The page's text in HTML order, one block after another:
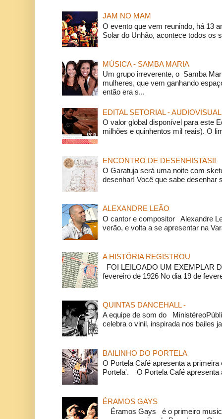
JAM NO MAM
O evento que vem reunindo, há 13
Solar do Unhão, acontece todos os
MÚSICA - SAMBA MARIA
Um grupo irreverente, o Samba
mulheres, que vem ganhando
então era s...
EDITAL SETORIAL - AUDIOVISUAL
O valor global disponível para este
milhões e quinhentos mil reais). O
ENCONTRO DE DESENHISTAS!!
O Garatuja será uma noite com
desenhar! Você que sabe desenhar
ALEXANDRE LEÃO
O cantor e compositor Alexandre
verão, e volta a se apresentar na
A HISTÓRIA REGISTROU
FOI LEILOADO UM EXEMPLAR
fevereiro de 1926 No dia 19 de
QUINTAS DANCEHALL -
A equipe de som do
celebra o vinil, inspirada nos bailes
BAILINHO DO PORTELA
O Portela Café apresenta a
Portela'. O Portela Café apresenta
ÉRAMOS GAYS
Éramos Gays é o primeiro